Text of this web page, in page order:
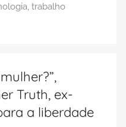
trabalho
Truth, ex-
a liberdade